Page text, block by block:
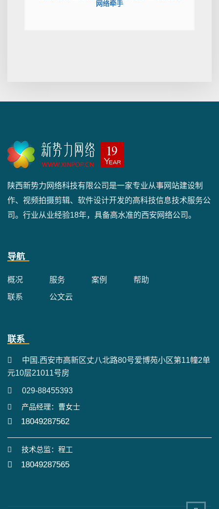
网络牵手
陕西新势力网络科技有限公司是一家专业从事网站建设制
作、视频拍摄剪辑、软件设计开发的高科技信息技术服务公
司。行业从业经验18年，具备高水准的西安网络公司。
导航
概况 服务 案例 帮助
联系 公文云
联系
中国.西安市高新区丈八北路80号爱博苑小区第11幢2单
元10层21011号房
029-88455393
产品经理：曹女士
18049287562
技术总监：程工
18049287565